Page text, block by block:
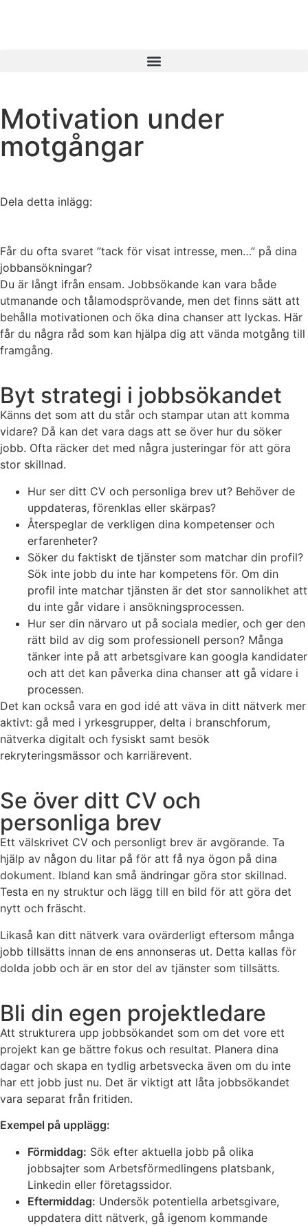
Motivation under
motgångar
Dela detta inlägg:
Får du ofta svaret ”tack för visat intresse, men…” på dina
jobbansökningar?
Du är långt ifrån ensam. Jobbsökande kan vara både
utmanande och tålamodsprövande, men det finns sätt att
behålla motivationen och öka dina chanser att lyckas. Här
får du några råd som kan hjälpa dig att vända motgång till
framgång.
Byt strategi i jobbsökandet
Känns det som att du står och stampar utan att komma
vidare? Då kan det vara dags att se över hur du söker
jobb. Ofta räcker det med några justeringar för att göra
stor skillnad.
Hur ser ditt CV och personliga brev ut? Behöver de
uppdateras, förenklas eller skärpas?
Återspeglar de verkligen dina kompetenser och
erfarenheter?
Söker du faktiskt de tjänster som matchar din profil?
Sök inte jobb du inte har kompetens för. Om din
profil inte matchar tjänsten är det stor sannolikhet att
du inte går vidare i ansökningsprocessen.
Hur ser din närvaro ut på sociala medier, och ger den
rätt bild av dig som professionell person? Många
tänker inte på att arbetsgivare kan googla kandidater
och att det kan påverka dina chanser att gå vidare i
processen.
Det kan också vara en god idé att väva in ditt nätverk mer
aktivt: gå med i yrkesgrupper, delta i branschforum,
nätverka digitalt och fysiskt samt besök
rekryteringsmässor och karriärevent.
Se över ditt CV och
personliga brev
Ett välskrivet CV och personligt brev är avgörande. Ta
hjälp av någon du litar på för att få nya ögon på dina
dokument. Ibland kan små ändringar göra stor skillnad.
Testa en ny struktur och lägg till en bild för att göra det
nytt och fräscht.
Likaså kan ditt nätverk vara ovärderligt eftersom många
jobb tillsätts innan de ens annonseras ut. Detta kallas för
dolda jobb och är en stor del av tjänster som tillsätts.
Bli din egen projektledare
Att strukturera upp jobbsökandet som om det vore ett
projekt kan ge bättre fokus och resultat. Planera dina
dagar och skapa en tydlig arbetsvecka även om du inte
har ett jobb just nu. Det är viktigt att låta jobbsökandet
vara separat från fritiden.
Exempel på upplägg:
Förmiddag: Sök efter aktuella jobb på olika
jobbsajter som Arbetsförmedlingens platsbank,
Linkedin eller företagssidor.
Eftermiddag: Undersök potentiella arbetsgivare,
uppdatera ditt nätverk, gå igenom kommande